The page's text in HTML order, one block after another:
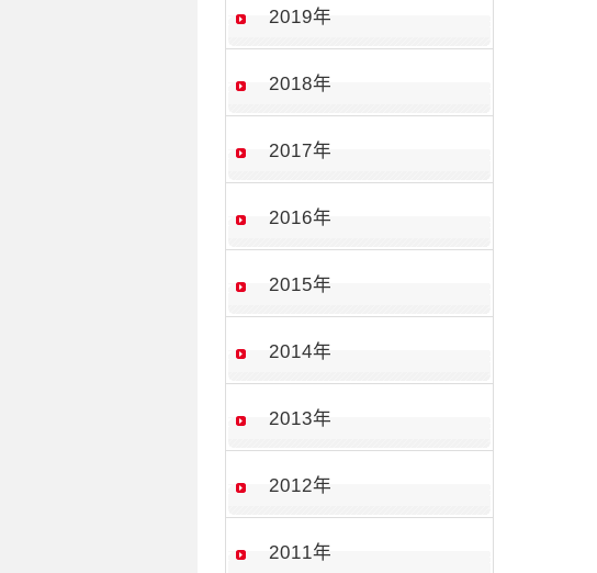
2019年
2018年
2017年
2016年
2015年
2014年
2013年
2012年
2011年